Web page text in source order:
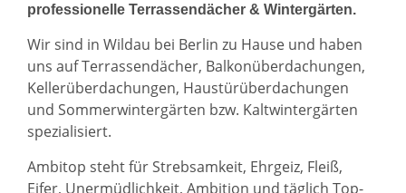
professionelle Terrassendächer & Wintergärten.
Wir sind in Wildau bei Berlin zu Hause und haben
uns auf Terrassendächer, Balkonüberdachungen,
Kellerüberdachungen, Haustürüberdachungen
und Sommerwintergärten bzw. Kaltwintergärten
spezialisiert.
Ambitop steht für Strebsamkeit, Ehrgeiz, Fleiß,
Eifer, Unermüdlichkeit, Ambition und täglich Top-